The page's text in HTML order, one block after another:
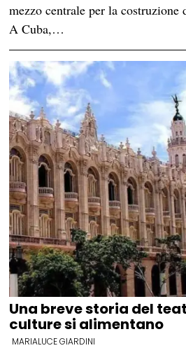
mezzo centrale per la
A Cuba,…
Una breve storia del
culture si alimentano
MARIALUCE GIARDINI